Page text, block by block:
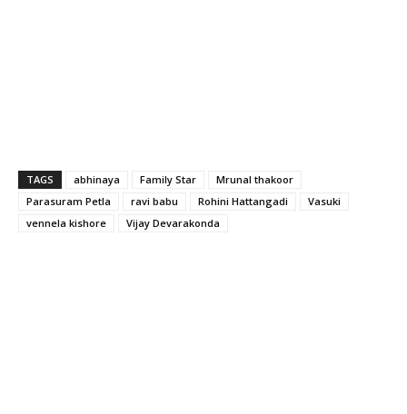
TAGS abhinaya Family Star
Mrunal thakoor
Parasuram Petla
ravi babu Rohini Hattangadi
Vasuki
vennela kishore
Vijay Devarakonda